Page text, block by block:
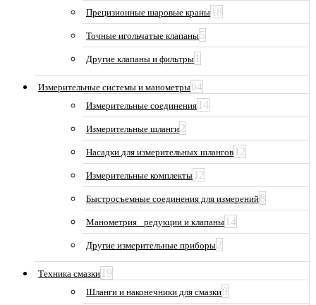
Прецизионные шаровые краны 18
Точные игольчатые клапаны5
Другие клапаны и фильтры 1
Измерительные системы и манометры64
Измерительные соединения 14
Измерительные шланги2
Насадки для измерительных шлангов 12
Измерительные комплекты 12
Быстросъемные соединения для измерений8
Манометрия_ редукции и клапаны 14
Другие измерительные приборы2
Техника смазки 19
Шланги и наконечники для смазки9